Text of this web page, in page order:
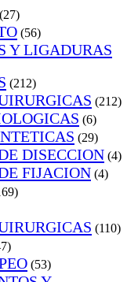
(27)
(56)
Y LIGADURAS
(212)
(212)
(6)
(29)
DISECCION (4)
FIJACION (4)
(110)
(53)